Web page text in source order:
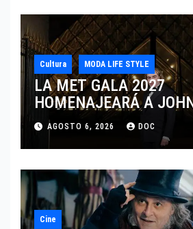
Cultura MODA LIFE STYLE
LA MET GALA 2027
HOMENAJEARÁ A
MARCANDO EL
DEL DRAMATISMO
AGOSTO 6, 2026 DOC
Cine